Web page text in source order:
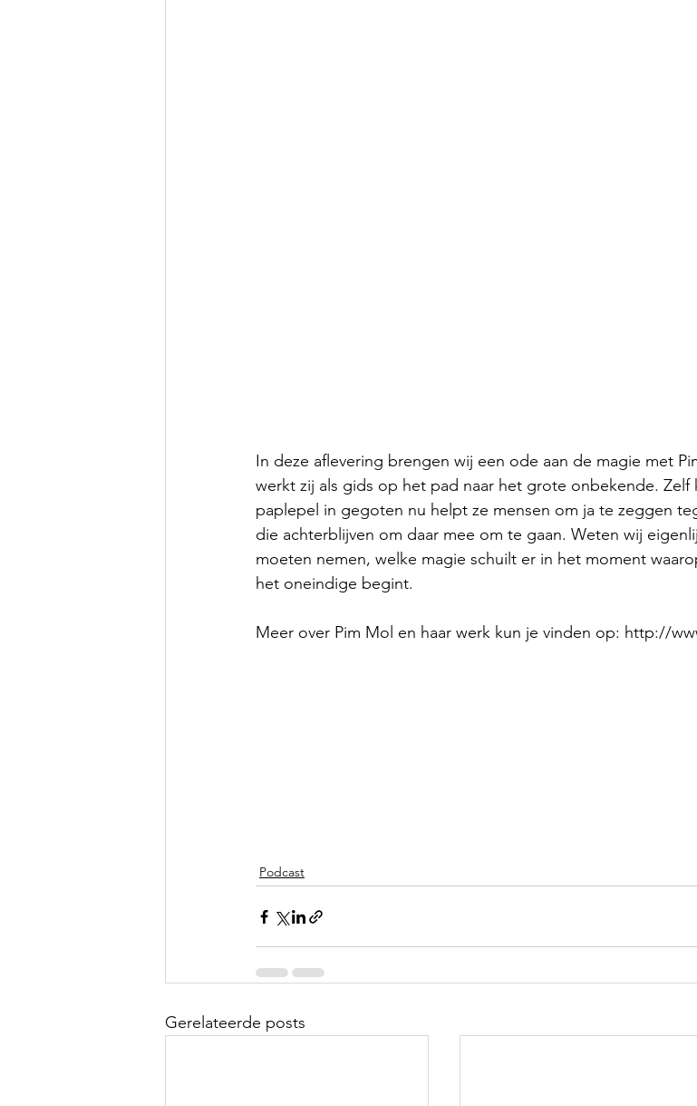
In deze aflevering brengen wij een ode aan de magie met
werkt zij als gids op het pad naar het grote onbekende.
paplepel in gegoten nu helpt ze mensen om ja te zeggen
die achterblijven om daar mee om te gaan. Weten wij
moeten nemen, welke magie schuilt er in het moment
het oneindige begint.
Meer over Pim Mol en haar werk kun je vinden op: http://
Podcast
Gerelateerde posts